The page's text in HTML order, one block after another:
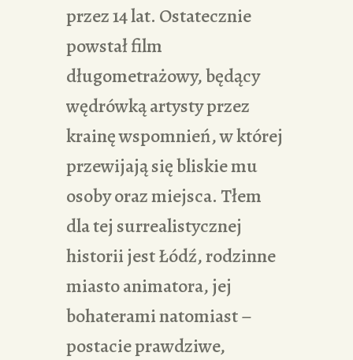
przez 14 lat. Ostatecznie
powstał film
długometrażowy, będący
wędrówką artysty przez
krainę wspomnień, w której
przewijają się bliskie mu
osoby oraz miejsca. Tłem
dla tej surrealistycznej
historii jest Łódź, rodzinne
miasto animatora, jej
bohaterami natomiast –
postacie prawdziwe,